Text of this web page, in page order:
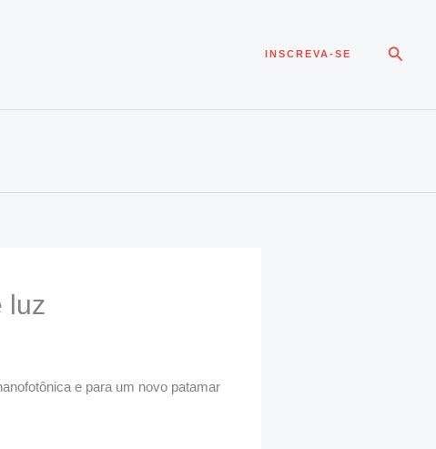
INSCREVA-SE
luz
e para um novo patamar